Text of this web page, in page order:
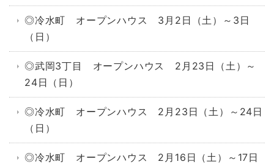
◎冷水町 オープンハウス 3月2日（土）～3日
（日）
◎武岡3丁目 オープンハウス 2月23日（土）～
24日（日）
◎冷水町 オープンハウス 2月23日（土）～24日
（日）
◎冷水町 オープンハウス 2月16日（土）～17日